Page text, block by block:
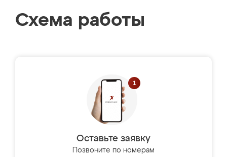
Схема работы
Оставьте заявку
Позвоните по номерам